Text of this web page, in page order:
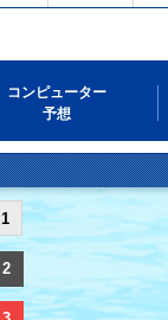
コンピューター
予想
1
2